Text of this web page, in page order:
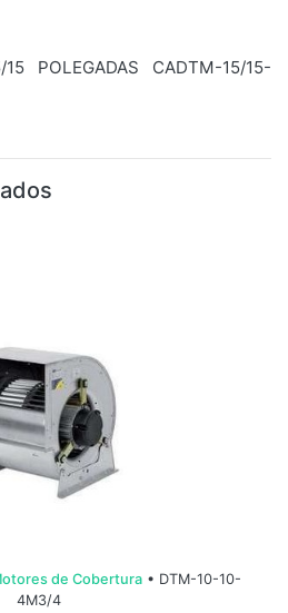
POLEGADAS CADTM-15/15-
de Cobertura• DTM-10-10-
4M3/4